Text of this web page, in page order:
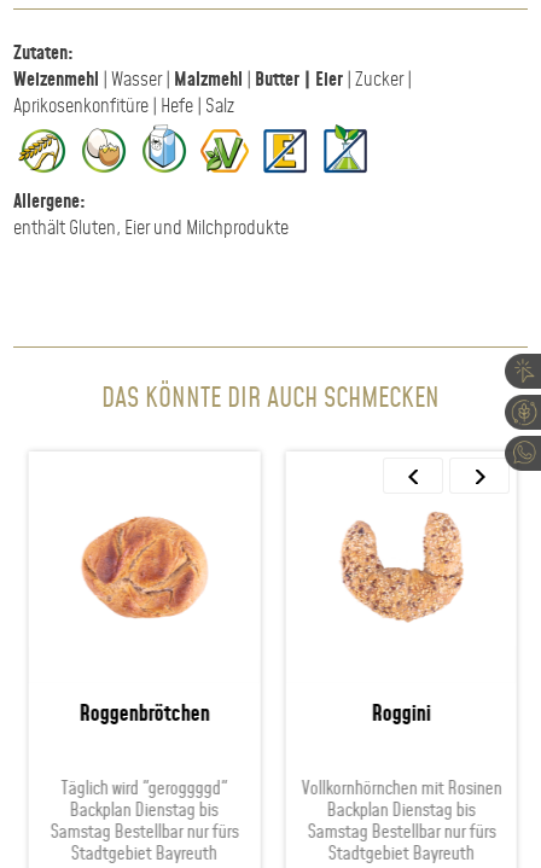
Zutaten:
Weizenmehl | Wasser | Malzmehl | Butter | Eier | Zucker |
Aprikosenkonfitüre | Hefe | Salz
Allergene:
enthält Gluten, Eier und Milchprodukte
DAS KÖNNTE DIR AUCH SCHMECKEN
Roggenbrötchen
Täglich wird "geroggggd"
Backplan Dienstag bis
Samstag Bestellbar nur fürs
Stadtgebiet Bayreuth
Roggini
Vollkornhörnchen mit Rosinen
Backplan Dienstag bis
Samstag Bestellbar nur fürs
Stadtgebiet Bayreuth